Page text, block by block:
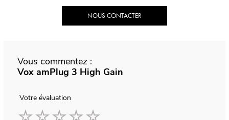
NOUS CONTACTER
Vous commentez :
Vox amPlug 3 High Gain
Votre évaluation